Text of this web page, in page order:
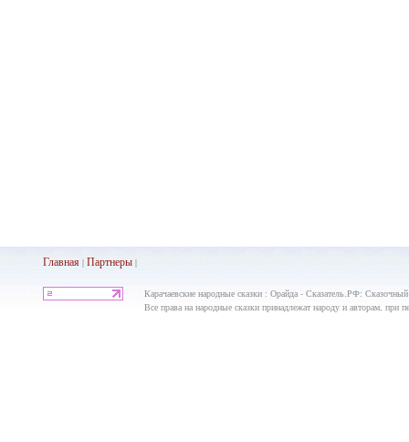
Главная| Партнеры|
Карачаевские народные сказки : Орайда - Сказатель.РФ: Сказочный
Все права на народные сказки принадлежат народу и авторам, при